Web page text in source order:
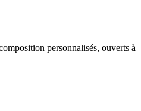
personnalisés, ouverts à